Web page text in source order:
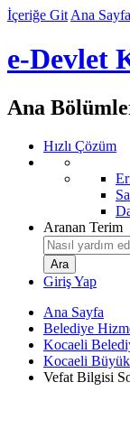
İçeriğe Git Ana Sayfa
e-Devlet
Ana
Hızlı Çözüm
Aranan Terim
Giriş Yap
Ana Sayfa
Belediye
Kocaeli
Kocaeli
Vefat Bilgisi